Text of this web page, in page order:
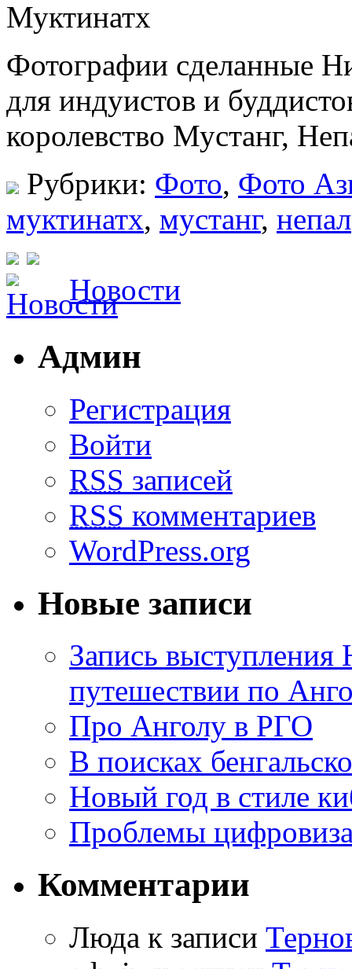
Фотографии сделанные
для индуистов и
королевство Мустанг,
Рубрики: Фото, Фото
муктинатх, мустанг, непал
Новости
Админ
Регистрация
Войти
RSS записей
RSS комментариев
WordPress.org
Новые записи
Запись
путешествии по
Про Анголу в РГО
В поисках
Новый год в стиле
Проблемы
Комментарии
Люда к записи